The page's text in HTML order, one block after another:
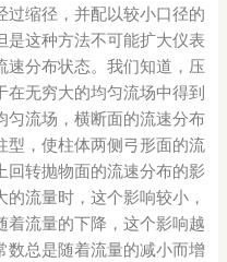
过缩径，并配以较小口径的
是这种方法不可能扩大仪表
速分布状态。我们知道，压
无穷大的均匀流场中得到
匀流场，横断面的流速分布
型，使柱体两侧弓形面的流
回转抛物面的流速分布的影
流量时，这个影响较小，
着流量的下降，这个影响越
数总是随着流量的减小而增